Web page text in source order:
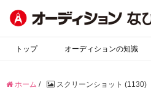
トップ オーディションの知識
ホーム / スクリーンショット (1130)